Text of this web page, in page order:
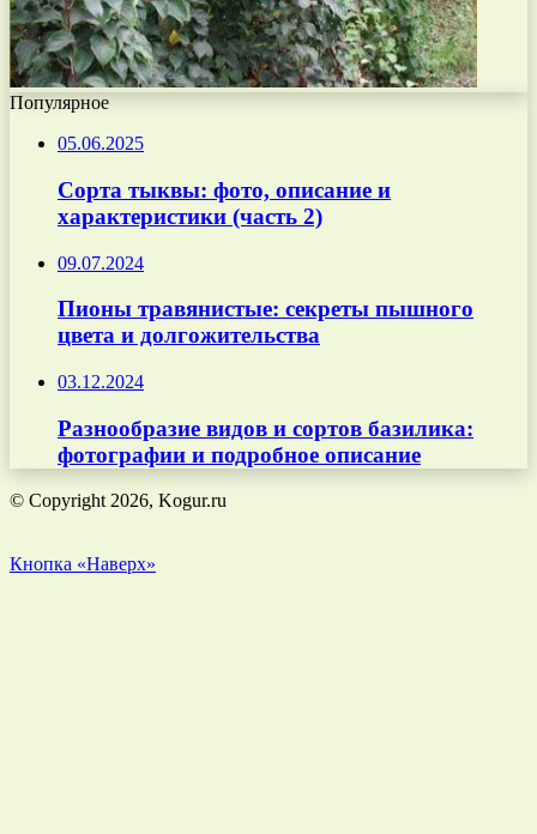
Популярное
05.06.2025
Сорта тыквы: фото, описание и
характеристики (часть 2)
09.07.2024
Пионы травянистые: секреты пышного
цвета и долгожительства
03.12.2024
Разнообразие видов и сортов базилика:
фотографии и подробное описание
© Copyright 2026, Kogur.ru
Кнопка «Наверх»